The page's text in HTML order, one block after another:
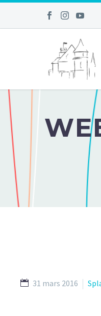
31 mars 2016